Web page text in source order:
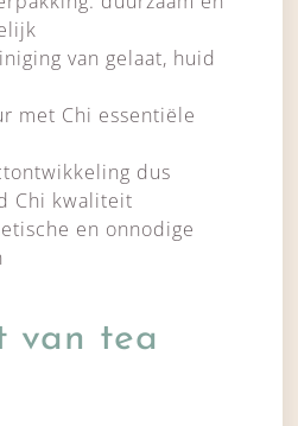
van gelaat, huid
met Chi essentiële
dus
Chi kwaliteit
en onnodige
van tea